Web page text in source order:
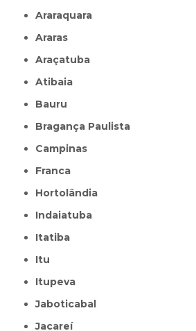
Araraquara
Araras
Araçatuba
Atibaia
Bauru
Bragança Paulista
Campinas
Franca
Hortolândia
Indaiatuba
Itatiba
Itu
Itupeva
Jaboticabal
Jacareí